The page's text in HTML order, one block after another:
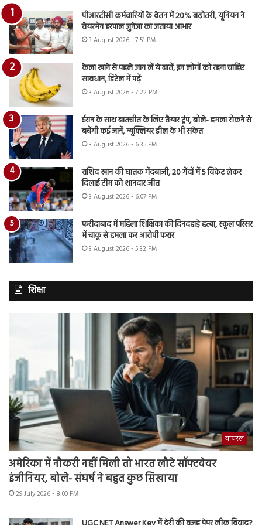
पीआरटीसी कर्मचारियों के वेतन में 20% बढ़ोतरी, यूनियन ने
चेयरमैन हरपाल जुनेजा का जताया आभार
3 August 2026 - 7:51 PM
केला खाने से पहले जान लें ये बातें, इन लोगों को रहना चाहिए
सावधान, डिटेल में पढ़ें
3 August 2026 - 7:22 PM
ईरान के साथ बातचीत के लिए तैयार ट्रंप, बोले- हमला रोकने से
बचेंगी कई जानें, न्यूक्लियर डील के भी संकेत
3 August 2026 - 6:35 PM
राशिद खान की घातक गेंदबाजी, 20 गेंदों में 5 विकेट लेकर
दिलाई टीम को शानदार जीत
3 August 2026 - 6:07 PM
फरीदाबाद में महिला शिक्षिका की दिनदहाड़े हत्या, स्कूल परिसर
में चाकू से हमला कर आरोपी फरार
3 August 2026 - 5:32 PM
शिक्षा
वायरल
अमेरिका में नौकरी नहीं मिली तो भारत लौटे सॉफ्टवेयर
इंजीनियर, बोले- संघर्ष ने बहुत कुछ सिखाया
29 July 2026 - 8:00 PM